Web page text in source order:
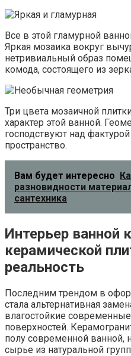
Все в этой гламурной
Яркая мозаика вокруг
нетривиальный образ
комода, состоящего из
Три цвета мозаичной
характер этой ванной.
господствуют над
пространство.
Вам будет интересно
разновидности
сантехника
Интерьер ванной
керамической
реальность
Последним трендом в
стала альтернативная
влагостойкие
поверхностей.
полу современной ванной,
сырье из натуральной